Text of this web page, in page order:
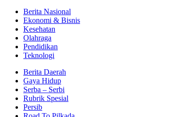
Berita Nasional
Ekonomi & Bisnis
Kesehatan
Olahraga
Pendidikan
Teknologi
Berita Daerah
Gaya Hidup
Serba – Serbi
Rubrik Spesial
Persib